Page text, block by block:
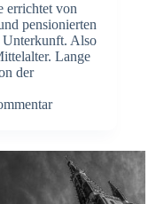
errichtet von
pensionierten
Unterkunft. Also
Lange
der